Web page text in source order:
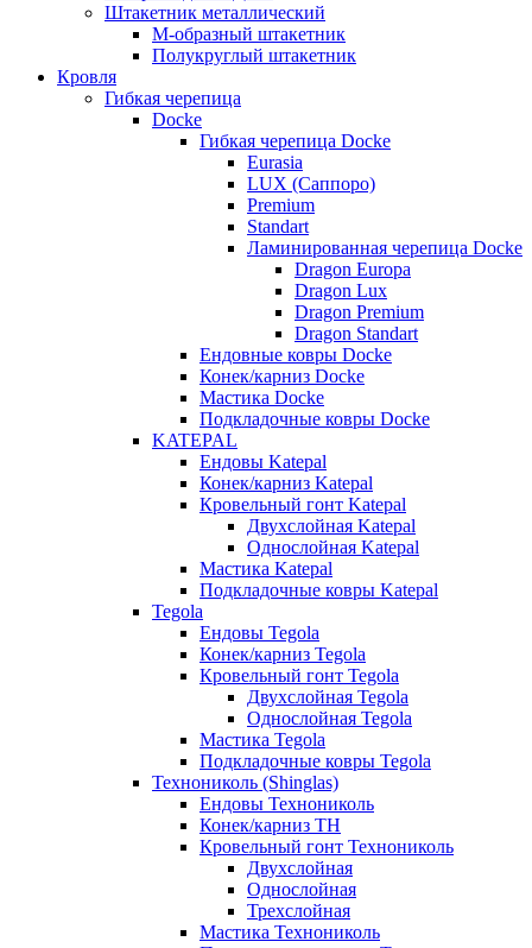
Штакетник металлический
М-образный штакетник
Полукруглый штакетник
Кровля
Гибкая черепица
Docke
Гибкая черепица Docke
Eurasia
LUX (Саппоро)
Premium
Standart
Ламинированная черепица Docke
Dragon Europa
Dragon Lux
Dragon Premium
Dragon Standart
Ендовные ковры Docke
Конек/карниз Docke
Мастика Docke
Подкладочные ковры Docke
KATEPAL
Ендовы Katepal
Конек/карниз Katepal
Кровельный гонт Katepal
Двухслойная Katepal
Однослойная Katepal
Мастика Katepal
Подкладочные ковры Katepal
Tegola
Ендовы Tegola
Конек/карниз Tegola
Кровельный гонт Tegola
Двухслойная Tegola
Однослойная Tegola
Мастика Tegola
Подкладочные ковры Tegola
Технониколь (Shinglas)
Ендовы Технониколь
Конек/карниз ТН
Кровельный гонт Технониколь
Двухслойная
Однослойная
Трехслойная
Мастика Технониколь